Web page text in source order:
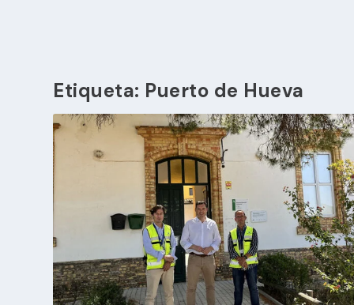
Etiqueta: Puerto de Hueva